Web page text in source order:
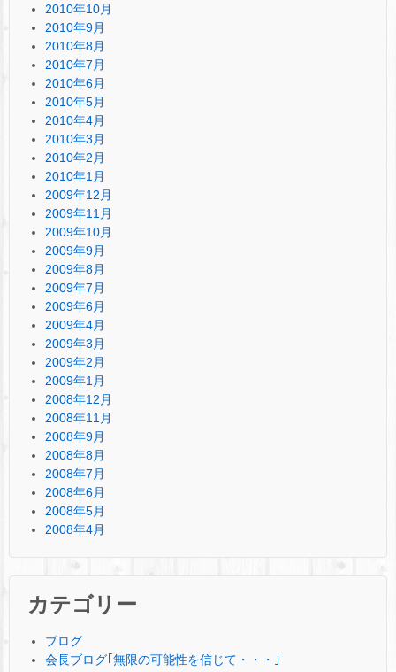
2010年10月
2010年9月
2010年8月
2010年7月
2010年6月
2010年5月
2010年4月
2010年3月
2010年2月
2010年1月
2009年12月
2009年11月
2009年10月
2009年9月
2009年8月
2009年7月
2009年6月
2009年4月
2009年3月
2009年2月
2009年1月
2008年12月
2008年11月
2008年9月
2008年8月
2008年7月
2008年6月
2008年5月
2008年4月
カテゴリー
ブログ
会長ブログ｢無限の可能性を信じて・・・｣